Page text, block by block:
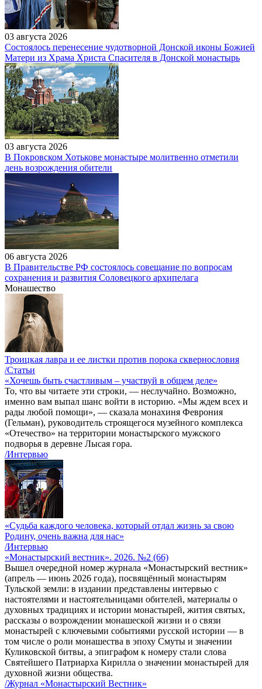
03 августа 2026
Состоялось перенесение чудотворной Донской иконы Божией
Матери из Храма Христа Спасителя в Донской монастырь
03 августа 2026
В Покровском Хотькове монастыре молитвенно отметили
день возрождения обители
06 августа 2026
В Правительстве РФ состоялось совещание по вопросам
сохранения и развития Соловецкого архипелага
Монашество
Троицкая лавра и ее листки против порока сквернословия
/Статьи
«Хочешь быть счастливым – участвуй в общем деле»
То, что вы читаете эти строки, — неслучайно. Возможно,
именно вам выпал шанс войти в историю. «Мы ждем всех и
рады любой помощи», — сказала монахиня Феврония
(Гельман), руководитель строящегося музейного комплекса
«Отечество» на территории монастырского мужского
подворья в деревне Лысая гора.
/Интервью
«Судьба каждого человека, который отдал жизнь за свою
Родину, очень важна для нас»
/Интервью
«Монастырский вестник». 2026. №2 (66)
Вышел очередной номер журнала «Монастырский вестник»
(апрель — июнь 2026 года), посвящённый монастырям
Тульской земли: в издании представлены интервью с
настоятелями и настоятельницами обителей, материалы о
духовных традициях и истории монастырей, жития святых,
рассказы о возрождении монашеской жизни и о связи
монастырей с ключевыми событиями русской истории — в
том числе о роли монашества в эпоху Смуты и значении
Куликовской битвы, а эпиграфом к номеру стали слова
Святейшего Патриарха Кирилла о значении монастырей для
духовной жизни общества.
/Журнал «Монастырский Вестник»